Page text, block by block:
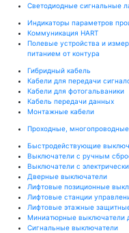
Светодиодные сигнальные
Индикаторы параметров
Коммуникация HART
Полевые устройства и
питанием от контура
Гибридный кабель
Кабели для передачи
Кабели для фотогальваники
Кабель передачи данных
Монтажные кабели
Проходные,
Быстродействующие
Выключатели с ручным
Выключатели с
Дверные выключатели
Лифтовые позиционные
Лифтовые станции
Лифтовые этажные
Миниатюрные выключатели
Сигнальные выключатели